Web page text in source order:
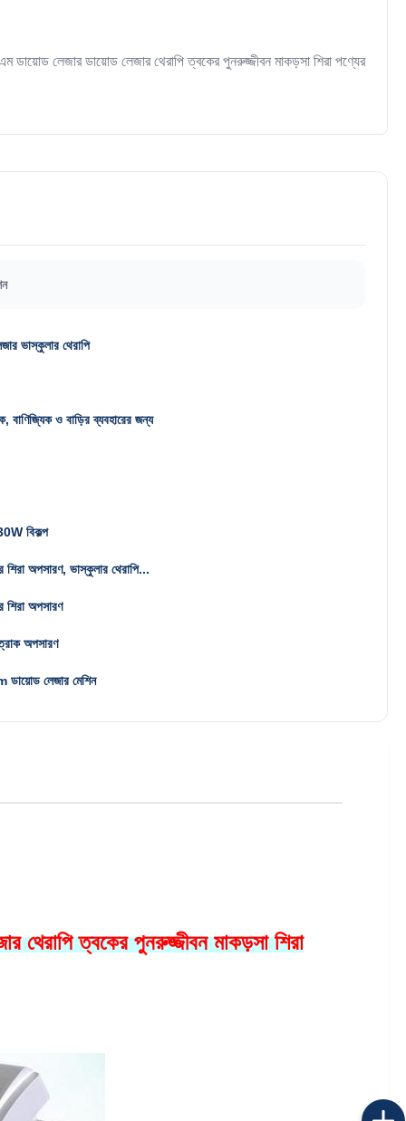
ডায়োড লেজার ডায়োড লেজার থেরাপি ত্বকের পুনরুজ্জীবন মাকড়সা শিরা পণ্যের
ভাস্কুলার থেরাপি
বাণিজ্যিক ও বাড়ির ব্যবহারের জন্য
বিকল্প
শিরা অপসারণ, ভাস্কুলার থেরাপি...
শিরা অপসারণ
অপসারণ
লেজার মেশিন
থেরাপি ত্বকের পুনরুজ্জীবন মাকড়সা শিরা